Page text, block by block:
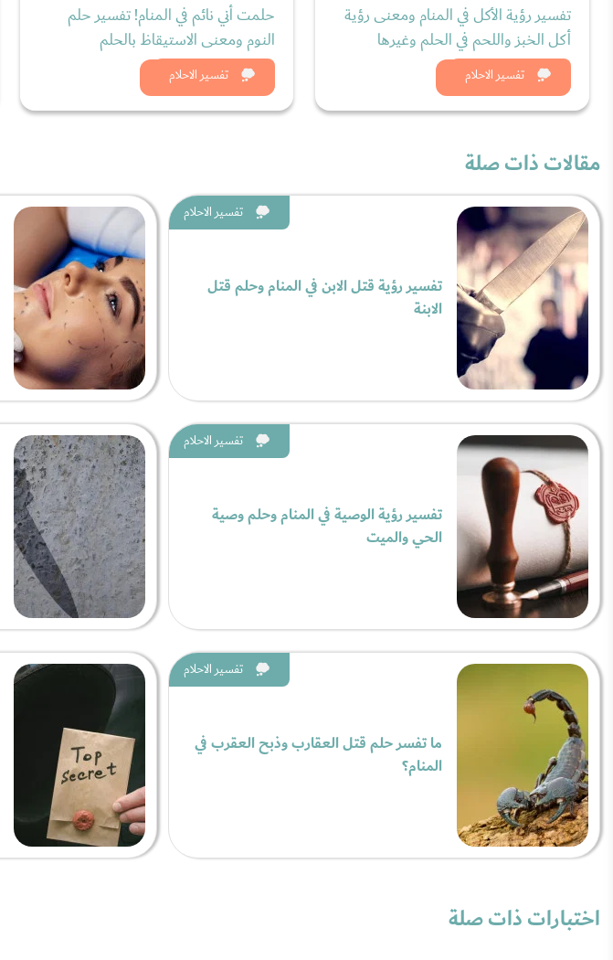
تفسير الاحلام
تفسير رؤية الأكل في المنام ومعنى رؤية
أكل الخبز واللحم في الحلم وغيرها
شاهد الان
تفسير الاحلام
حلمت أني نائم في المنام! تفسير حلم
النوم ومعنى الاستيقاظ بالحلم
شاهد الان
مقالات ذات صلة
تفسير الاحلام
تفسير رؤية قتل الابن في المنام وحلم قتل
الابنة
تفسير الاحلام
تفسير رؤية الوصية في المنام وحلم وصية
الحي والميت
تفسير الاحلام
ما تفسر حلم قتل العقارب وذبح العقرب في
المنام؟
اختبارات ذات صلة